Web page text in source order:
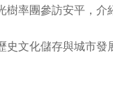
樹率團參訪安平，介
史文化儲存與城市發